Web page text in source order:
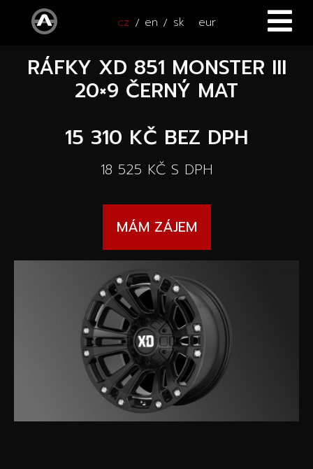
cz en sk eur
ÚVOD
Všechny vozy
Nové vozy
Autooutlet Design
Ojeté vozy
Vozy na cestě
Kalkulátor
ČTYŘKOLKY
PŘÍSLUŠENSTVÍ
Pace Edwards
Wheel Pros
Speciální akce
Archiv
RÁFKY XD 851 MONSTER III
20×9 ČERNÝ MAT
15 310 KČ BEZ DPH
18 525 KČ S DPH
MÁM ZÁJEM